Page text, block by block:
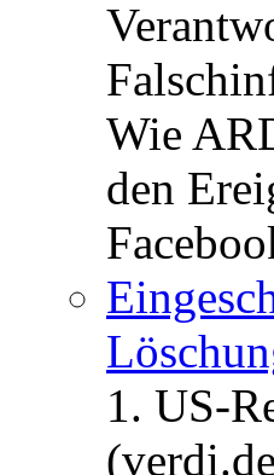
Wie
den
1. US-